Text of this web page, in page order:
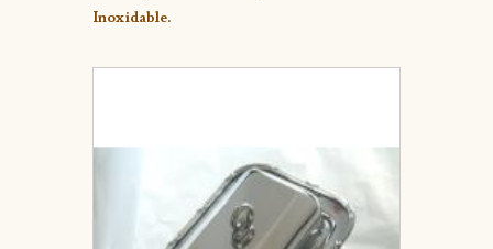
Inoxidable.